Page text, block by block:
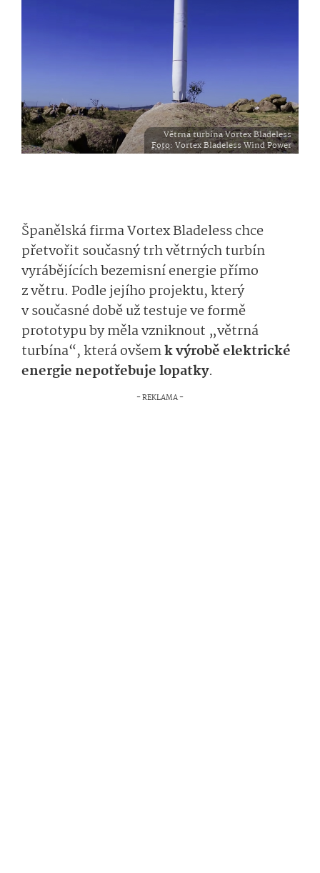
Větrná turbína Vortex Bladeless
Foto: Vortex Bladeless Wind Power
Španělská firma Vortex Bladeless chce
přetvořit současný trh větrných turbín
vyrábějících bezemisní energie přímo
z větru. Podle jejího projektu, který
v současné době už testuje ve formě
prototypu by měla vzniknout „větrná
turbína“, která ovšemk výrobě elektrické
energie nepotřebuje lopatky.